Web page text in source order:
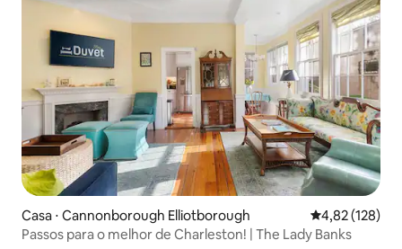
Casa ⋅ Cannonborough Elliotborough 4,82 de uma
4,82 (128)
Passos para o melhor de Charleston! | The Lady Banks